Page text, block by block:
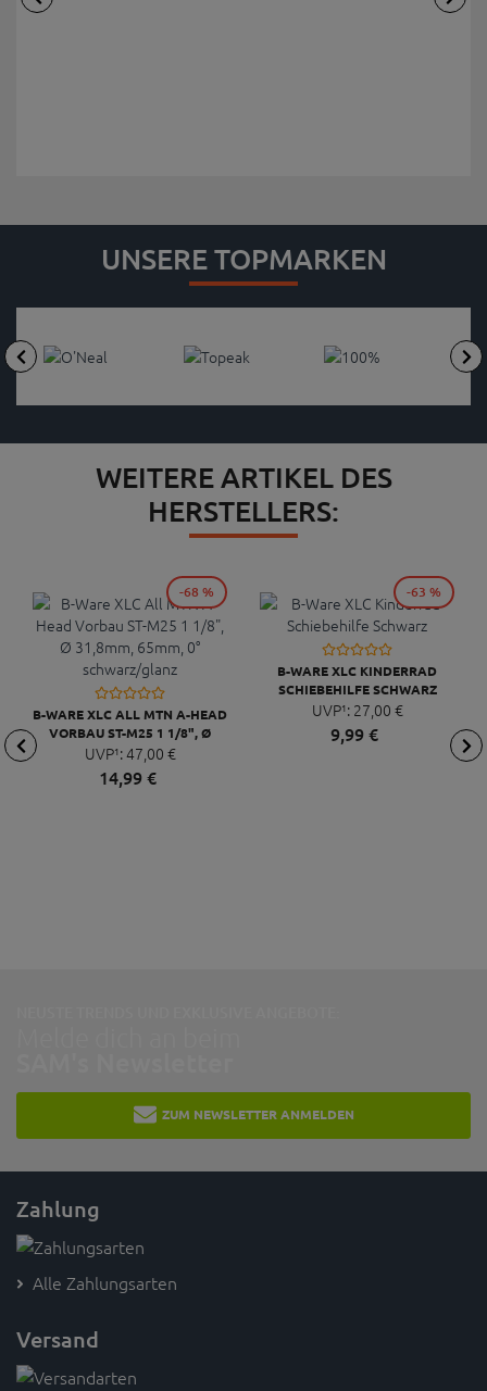
UNSERE TOPMARKEN
WEITERE ARTIKEL DES
HERSTELLERS:
B-WARE XLC ALL MTN A-HEAD
VORBAU ST-M25 1 1/8", Ø
31,8MM, 65MM, 0°
SCHWARZ/GLANZ
UVP¹:47,00 €
14,99 €
-68 %
B-WARE XLC KINDERRAD
SCHIEBEHILFE SCHWARZ
UVP¹: 27,00 €
9,99€
-63 %
ZUM NEWSLETTER ANMELDEN
Zahlung
Alle Zahlungsarten
Versand